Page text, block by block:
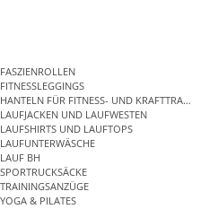
FASZIENROLLEN
FITNESSLEGGINGS
HANTELN FÜR FITNESS- UND
LAUFJACKEN UND LAUFWESTEN
LAUFSHIRTS UND LAUFTOPS
LAUFUNTERWÄSCHE
LAUF BH
SPORTRUCKSÄCKE
TRAININGSANZÜGE
YOGA & PILATES